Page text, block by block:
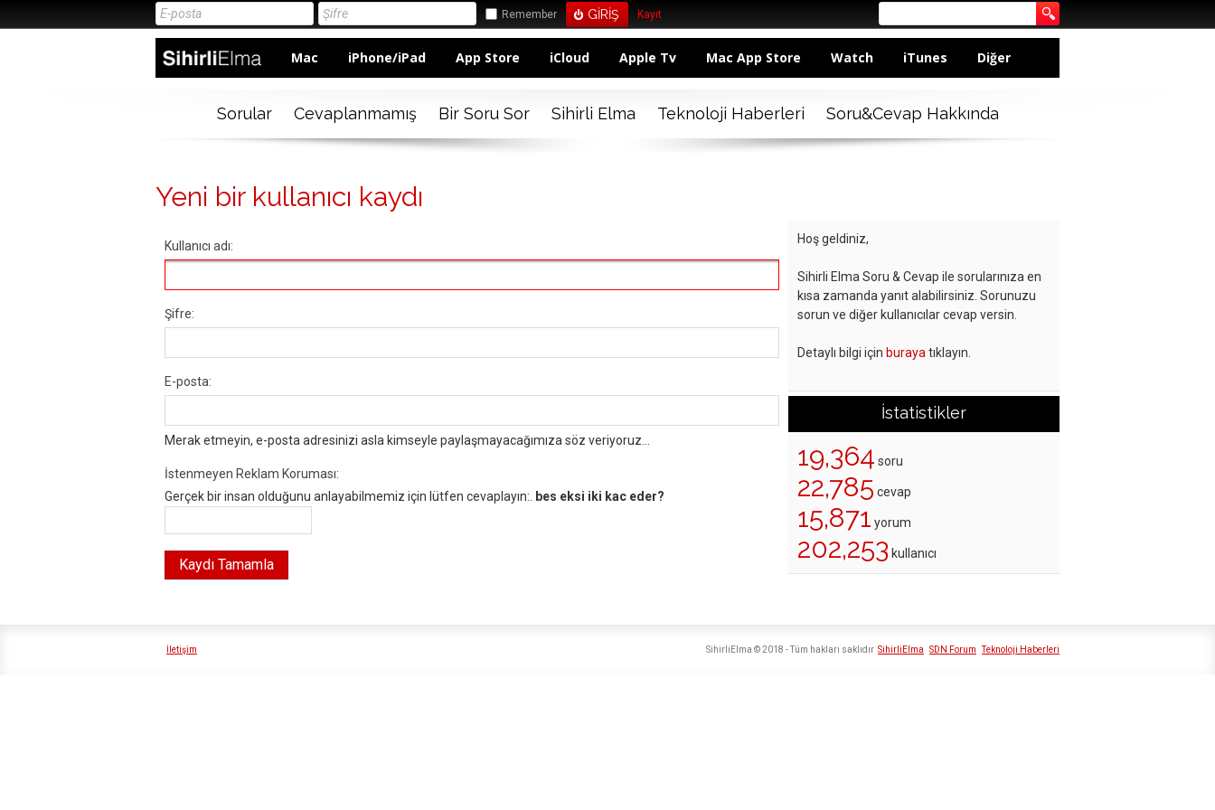
Remember Kayıt
Mac iPhone/iPad App Store iCloud Apple Tv Mac App Store Watch iTunes Diğer
Sorular Cevaplanmamış Bir Soru Sor Sihirli Elma Teknoloji Haberleri Soru&Cevap Hakkında
Yeni bir kullanıcı kaydı
Kullanıcı adı:
Şifre:
E-posta:
Merak etmeyin, e-posta adresinizi asla kimseyle paylaşmayacağımıza söz veriyoruz...
İstenmeyen Reklam Koruması:
Gerçek bir insan olduğunu anlayabilmemiz için lütfen cevaplayın:.
bes eksi iki kac eder?
Hoş geldiniz,
Sihirli Elma Soru & Cevap ile sorularınıza en
kısa zamanda yanıt alabilirsiniz. Sorunuzu
sorun ve diğer kullanıcılar cevap versin.
Detaylı bilgi için buraya tıklayın.
İstatistikler
19,364 soru
22,785 cevap
15,871 yorum
202,253 kullanıcı
İletişim SihirliElma SDN Forum Teknoloji Haberleri
SihirliElma © 2018 - Tüm hakları saklıdır